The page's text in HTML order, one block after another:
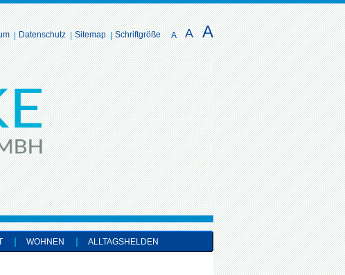
A A A
Datenschutz Sitemap Schriftgröße
WOHNEN ALLTAGSHELDEN